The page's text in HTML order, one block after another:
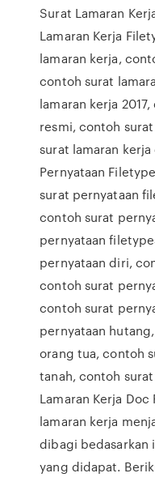
Surat Lamaran
Lamaran Kerja
lamaran kerja,
contoh surat
lamaran kerja
resmi, contoh
surat lamaran
Pernyataan
surat pernyataan
contoh surat
pernyataan
pernyataan diri,
contoh surat
contoh surat
pernyataan
orang tua, contoh
tanah, contoh
Lamaran Kerja
lamaran kerja
dibagi bedasarkan
yang didapat.